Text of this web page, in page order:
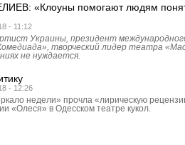
«Клоуны помогают людям
- 11:12
Украины, президент
творческий лидер театра
не нуждается.
- 12:26
недели» прочла «лирическую
«Олеся» в Одесском театре кукол.